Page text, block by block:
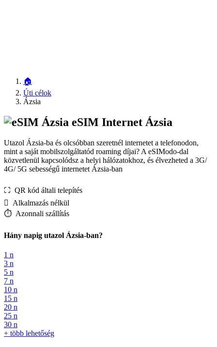
🏠
Úti célok
Ázsia
eSIM Internet Ázsia
Utazol Ázsia-ba és olcsóbban szeretnél internetet a telefonodon,
mint a saját mobilszolgáltatód roaming díjai? A eSIModo-dal
közvetlenül kapcsolódsz a helyi hálózatokhoz, és élvezheted a 3G/
4G/ 5G sebességű internetet Ázsia-ban
⛶️️ QR kód általi telepítés
️ Alkalmazás nélkül
⏱️️ Azonnali szállítás
Hány napig utazol Ázsia-ban?
1 n
3 n
5 n
7 n
10 n
15 n
20 n
25 n
30 n
+ több lehetőség